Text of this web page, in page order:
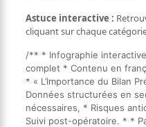
Astuce interactive :
cliquant sur chaque
/** * Infographie
complet * Contenu en
* « L’Importance du Bilan
Données structurées en
nécessaires, * Risques
Suivi post-opératoire. * *